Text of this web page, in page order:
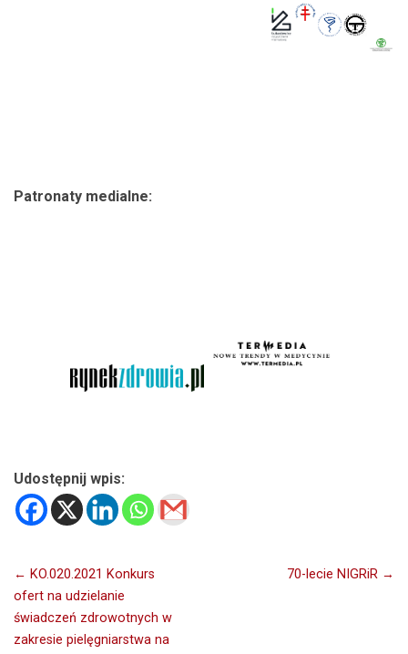
Patronaty medialne:
Udostępnij wpis:
Nawigacja
wpisu
← KO.020.2021 Konkurs
ofert na udzielanie
świadczeń zdrowotnych w
zakresie pielęgniarstwa na
70-lecie NIGRiR →